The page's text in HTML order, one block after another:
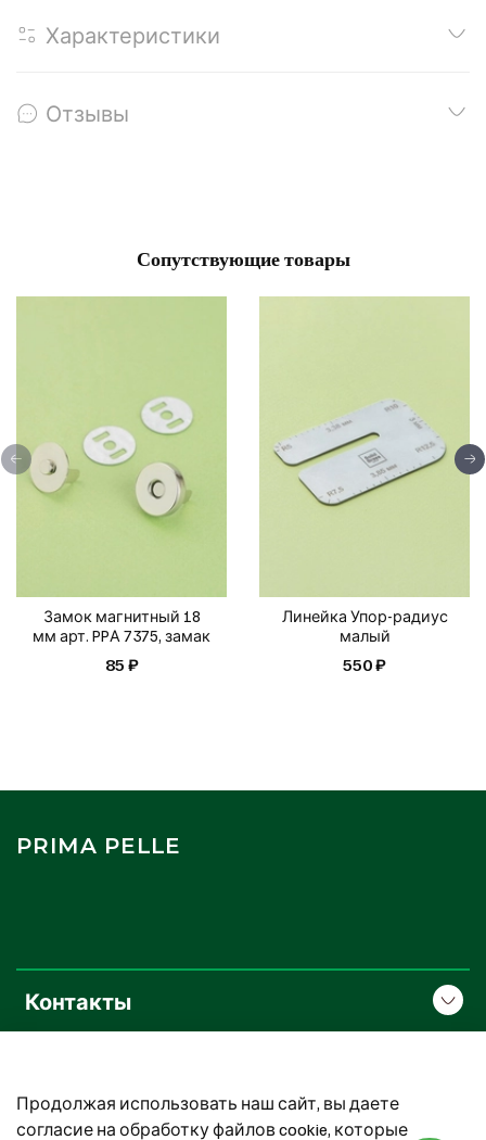
Характеристики
Отзывы
Сопутствующие товары
Замок магнитный 18
мм арт. PPА 7375, замак
85 ₽
Линейка Упор-радиус
малый
550 ₽
Контакты
Покупателям
PRIMA PELLE
Продолжая использовать наш сайт, вы даете
согласие на обработку файлов cookie, которые